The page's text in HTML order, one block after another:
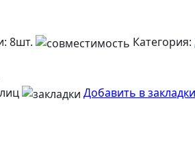
8шт. Категория:
Добавить в закладки